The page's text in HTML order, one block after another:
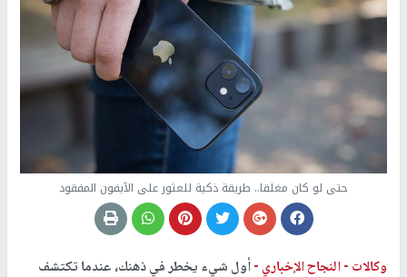
حتى لو كان مغلقا.. طريقة ذكية للعثور على الآيفون المفقود
وكالات -النجاح الإخباري -أول شيء يخطر في ذهنك، عندما تكتشف